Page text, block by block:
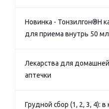
Новинка - Тонзилгон®Н
для приема внутрь 50 мл
Лекарства для домашней
аптечки
Грудной сбор (1, 2, 3, 4): в